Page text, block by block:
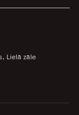
Lielā zāle